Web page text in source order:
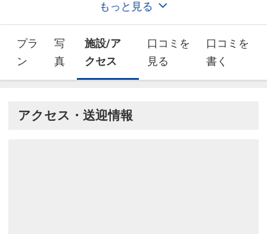
もっと見る
プラ
ン
写
真
施設/ア
クセス
口コミを
見る
口コミを
書く
アクセス・送迎情報